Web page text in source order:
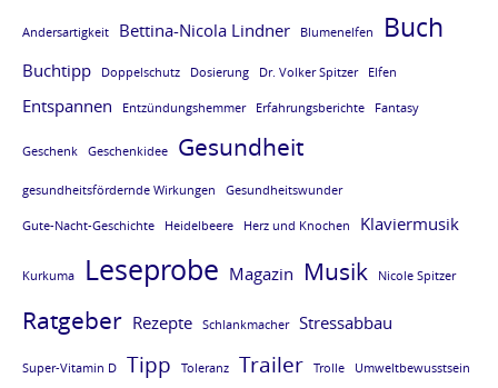
Andersartigkeit Bettina-Nicola Lindner Blumenelfen Buch
Buchtipp Doppelschutz Dosierung Dr. Volker Spitzer Elfen
Entspannen Entzündungshemmer Erfahrungsberichte Fantasy
Geschenk Geschenkidee Gesundheit
gesundheitsfördernde Wirkungen Gesundheitswunder
Gute-Nacht-Geschichte Heidelbeere Herz und Knochen Klaviermusik
Kurkuma Leseprobe Magazin Musik Nicole Spitzer
Ratgeber Rezepte Schlankmacher Stressabbau
Super-Vitamin D Tipp Toleranz Trailer Trolle Umweltbewusstsein